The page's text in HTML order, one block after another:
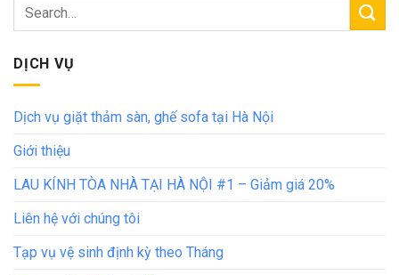
DỊCH VỤ
Dịch vụ giặt thảm sàn, ghế sofa tại Hà Nội
Giới thiệu
LAU KÍNH TÒA NHÀ TẠI HÀ NỘI #1 – Giảm giá 20%
Liên hệ với chúng tôi
Tạp vụ vệ sinh định kỳ theo Tháng